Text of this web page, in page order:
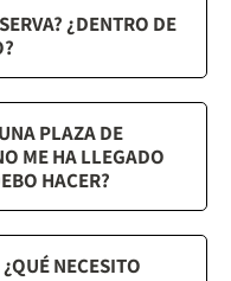
¿DENTRO DE
PLAZA DE
ME HA LLEGADO
HACER?
NECESITO